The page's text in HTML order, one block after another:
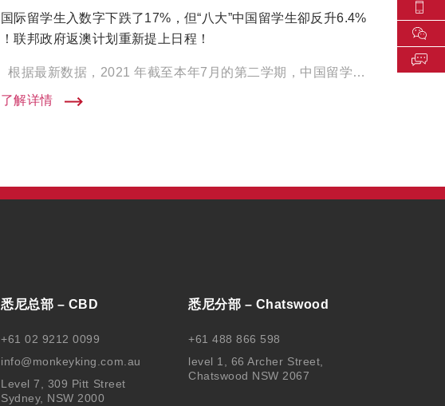
国际留学生入数字下跌了17%，但“八大”中国留学生卻反升6.4%
！联邦政府返澳计划重新提上日程！
根据最新数据，2021 年截至本年7月的第二学期，中国留学生的入学人数按年下跌2%，但仍有超过 […]
了解详情
悉尼总部 – CBD
+61 02 9212 0099
info@monkeyking.com.au
Level 7, 309 Pitt Street
Sydney, NSW 2000
悉尼分部 – Chatswood
+61 488 866 598
level 1, 66 Archer Street,
Chatswood NSW 2067